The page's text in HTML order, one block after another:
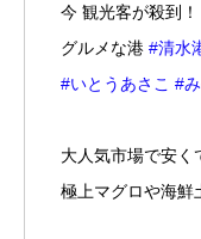
今 観光客が殺到！
グルメな港 #清水
#いとうあさこ #
大人気市場で安く
極上マグロや海